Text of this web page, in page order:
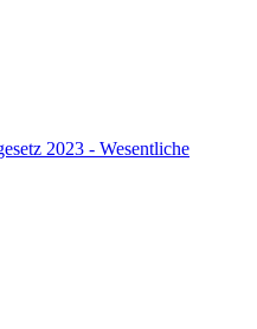
2023 - Wesentliche